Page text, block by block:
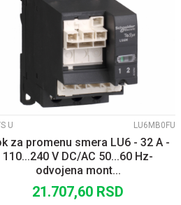
UPOREDI
U LU6MB0FU
za promenu smera LU6 - 32 A -
110...240 V DC/AC 50...60 Hz-
odvojena mont...
21.707,60 RSD